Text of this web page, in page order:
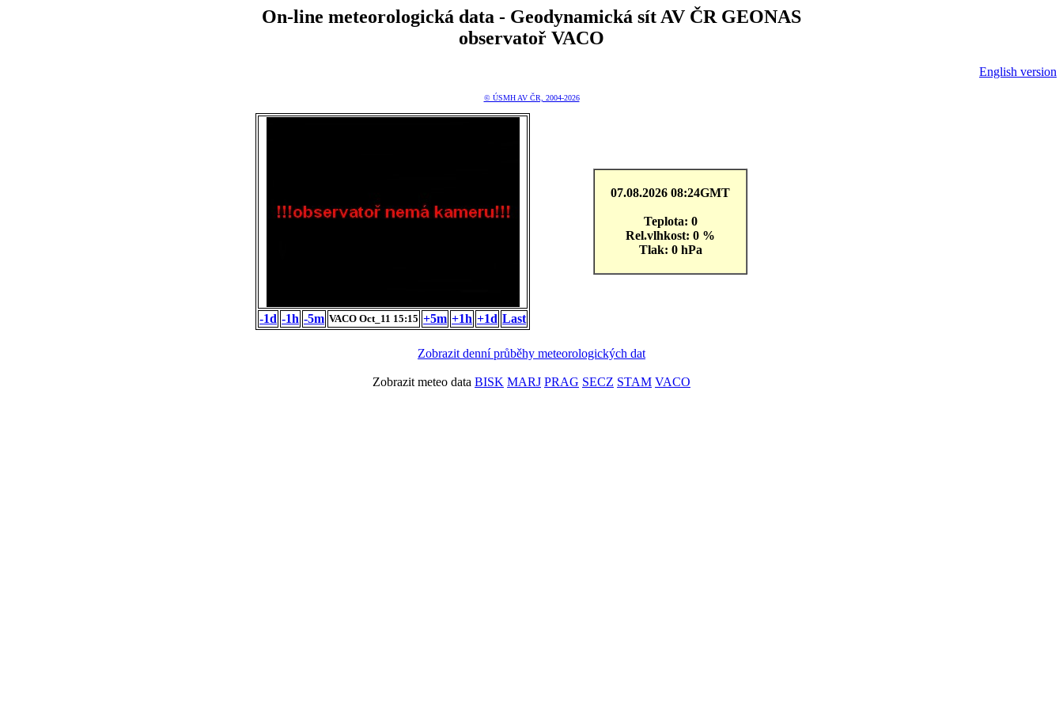
On-line meteorologická data - Geodynamická sít AV ČR GEONAS
observatoř VACO
English version
© ÚSMH AV ČR, 2004-2026
-1d -1h -5m VACO Oct_11 15:15 +5m +1h +1d Last
07.08.2026 08:24GMT
Teplota: 0
Rel.vlhkost: 0 %
Tlak: 0 hPa
Zobrazit denní průběhy meteorologických dat
Zobrazit meteo data BISK MARJ PRAG SECZ STAM VACO